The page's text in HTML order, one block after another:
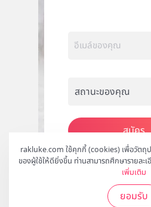
rakluke.com ใช้คุกกี้ (cookies) เพื่อวัตถุ
ของผู้ใช้ให้ดียิ่งขึ้น ท่านสามารถศึกษารายละเ
เพิ่มเติม
ยอมรับ
สมัคร
ติดตามเร